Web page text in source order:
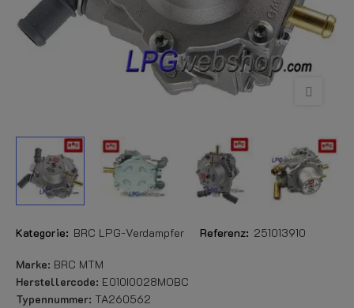
Kategorie: BRC LPG-Verdampfer Referenz: 251013910
Marke: BRC MTM
Herstellercode: E010I0028MOBC
Typennummer: TA260562